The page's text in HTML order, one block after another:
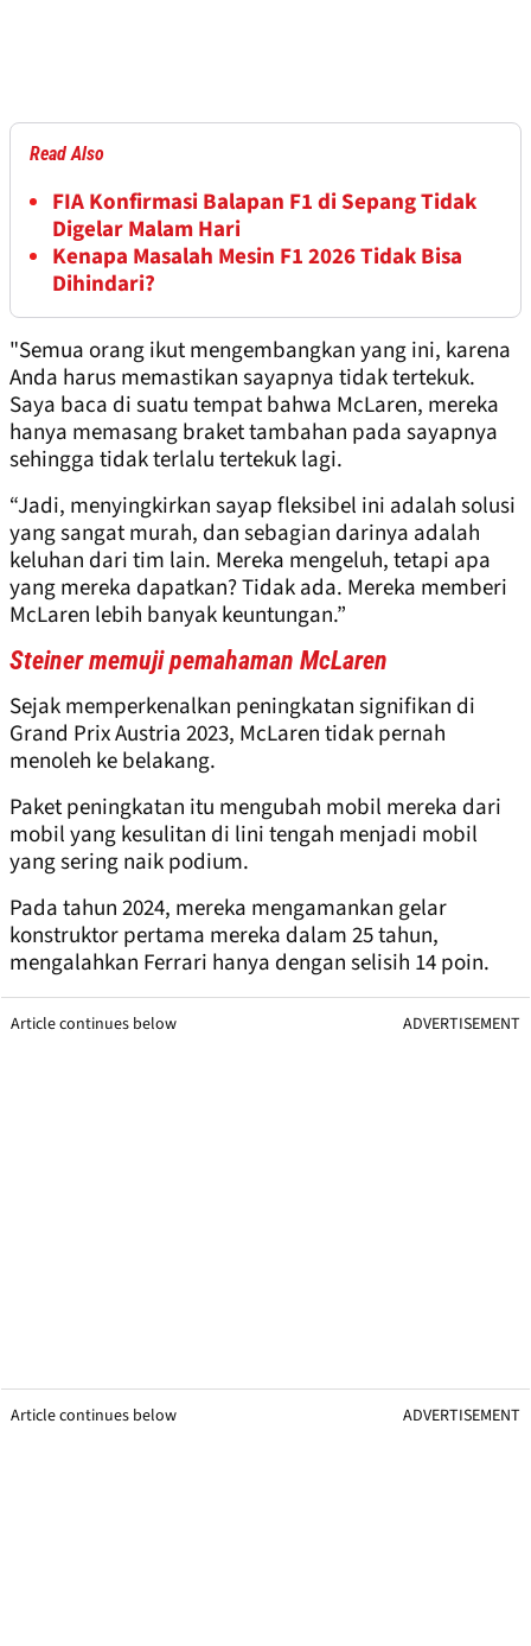
Read Also
FIA Konfirmasi Balapan F1 di Sepang Tidak
Digelar Malam Hari
Kenapa Masalah Mesin F1 2026 Tidak Bisa
Dihindari?
"Semua orang ikut mengembangkan yang ini, karena
Anda harus memastikan sayapnya tidak tertekuk.
Saya baca di suatu tempat bahwa McLaren, mereka
hanya memasang braket tambahan pada sayapnya
sehingga tidak terlalu tertekuk lagi.
“Jadi, menyingkirkan sayap fleksibel ini adalah solusi
yang sangat murah, dan sebagian darinya adalah
keluhan dari tim lain. Mereka mengeluh, tetapi apa
yang mereka dapatkan? Tidak ada. Mereka memberi
McLaren lebih banyak keuntungan.”
Steiner memuji pemahaman McLaren
Sejak memperkenalkan peningkatan signifikan di
Grand Prix Austria 2023, McLaren tidak pernah
menoleh ke belakang.
Paket peningkatan itu mengubah mobil mereka dari
mobil yang kesulitan di lini tengah menjadi mobil
yang sering naik podium.
Pada tahun 2024, mereka mengamankan gelar
konstruktor pertama mereka dalam 25 tahun,
mengalahkan Ferrari hanya dengan selisih 14 poin.
Article continues below ADVERTISEMENT
Article continues below ADVERTISEMENT